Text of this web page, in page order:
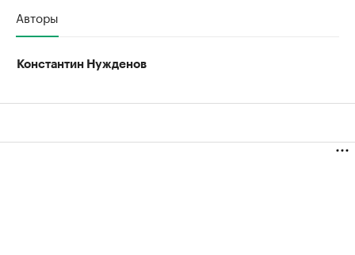
Авторы
Константин Нужденов